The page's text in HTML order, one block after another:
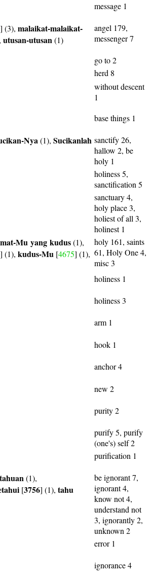
message 1
] (3), malaikat-malaikat-
utusan-utusan(1)
angel 179,
messenger 7
go to 2
herd 8
without descent
1
base things 1
Nya(1), Sucikanlah sanctify 26,
hallow 2, be
holy 1
holiness 5,
sanctification 5
sanctuary 4,
holy place 3,
holiest of all 3,
holinest 1
Mu yang kudus(1),
] (1), kudus-Mu [4675] (1),
holy 161, saints
61, Holy One 4,
misc 3
holiness 1
holiness 3
arm 1
hook 1
anchor 4
new 2
purity 2
purify 5, purify
(one's) self 2
purification 1
(1),
[3756] (1), tahu
be ignorant 7,
ignorant 4,
know not 4,
understand not
3, ignorantly 2,
unknown 2
error 1
ignorance 4